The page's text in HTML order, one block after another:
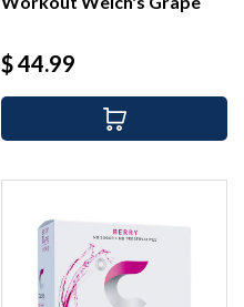
Precio
$ 44.99